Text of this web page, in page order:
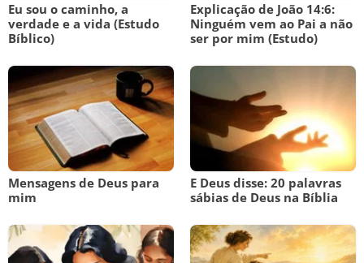
Eu sou o caminho, a
verdade e a vida (Estudo
Bíblico)
Explicação de João 14:6:
Ninguém vem ao Pai a não
ser por mim (Estudo)
Mensagens de Deus para
mim
E Deus disse: 20 palavras
sábias de Deus na Bíblia